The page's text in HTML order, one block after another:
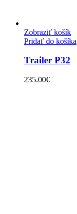
Zobraziť košík
Pridať do košíka
Trailer P32
235.00€